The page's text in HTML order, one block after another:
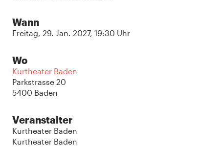
Wann
Freitag, 29. Jan. 2027, 19:30 Uhr
Wo
Kurtheater Baden
Parkstrasse 20
5400 Baden
Veranstalter
Kurtheater Baden
Kurtheater Baden